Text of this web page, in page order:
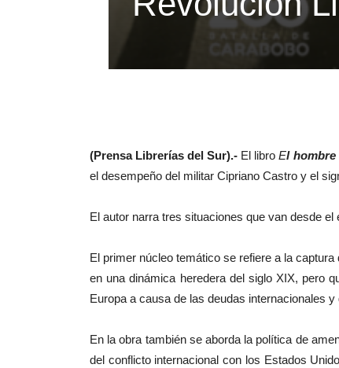
(Prensa Librerías del Sur).- El libroEl hombre
el desempeño del militar Cipriano Castro y el
El autor narra tres situaciones que van desde
El primer núcleo temático se refiere a la
en una dinámica heredera del siglo XIX, pero
Europa a causa de las deudas internacionales
En la obra también se aborda la política de
del conflicto internacional con los Estados